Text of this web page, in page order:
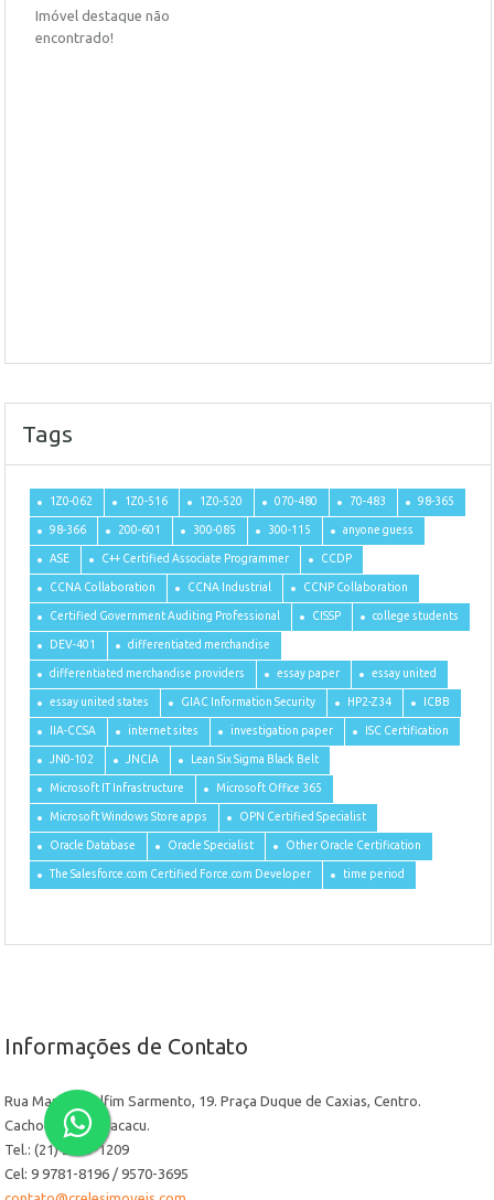
Imóvel destaque não
encontrado!
Tags
1Z0-062 1Z0-516 1Z0-520 070-480 70-483 98-365
98-366 200-601 300-085 300-115 anyone guess
ASE C++ Certified Associate Programmer CCDP
CCNA Collaboration CCNA Industrial CCNP Collaboration
Certified Government Auditing Professional CISSP college students
DEV-401 differentiated merchandise
differentiated merchandise providers essay paper essay united
essay united states GIAC Information Security HP2-Z34 ICBB
IIA-CCSA internet sites investigation paper ISC Certification
JN0-102 JNCIA Lean Six Sigma Black Belt
Microsoft IT Infrastructure Microsoft Office 365
Microsoft Windows Store apps OPN Certified Specialist
Oracle Database Oracle Specialist Other Oracle Certification
The Salesforce.com Certified Force.com Developer time period
Informações de Contato
Rua Manoel Delfim Sarmento, 19. Praça Duque de Caxias, Centro.
Cachoeiras de Macacu.
Tel.: (21) 2649-1209
Cel: 9 9781-8196 / 9570-3695